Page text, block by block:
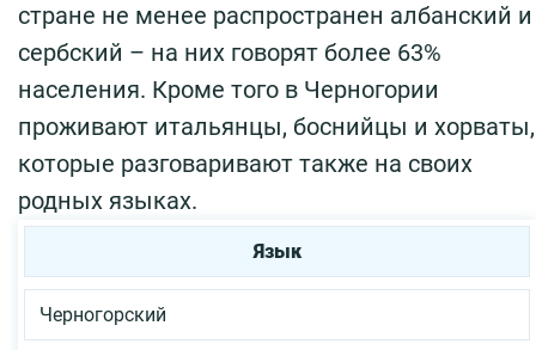
стране не менее распространен албанский и
сербский – на них говорят более 63%
населения. Кроме того в Черногории
проживают итальянцы, боснийцы и хорваты,
которые разговаривают также на своих
родных языках.
Язык
Черногорский